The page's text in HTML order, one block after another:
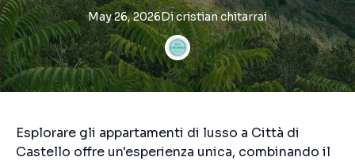
May 26, 2026Dicristianchitarrai
Esplorare gli appartamenti di lusso a Città di
Castello offre un'esperienza unica, combinando il